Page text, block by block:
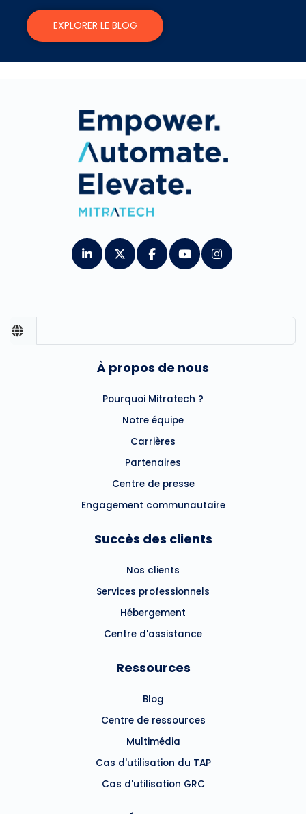
EXPLORER LE BLOG
À propos de nous
Pourquoi Mitratech ?
Notre équipe
Carrières
Partenaires
Centre de presse
Engagement communautaire
Succès des clients
Nos clients
Services professionnels
Hébergement
Centre d'assistance
Ressources
Blog
Centre de ressources
Multimédia
Cas d'utilisation du TAP
Cas d'utilisation GRC